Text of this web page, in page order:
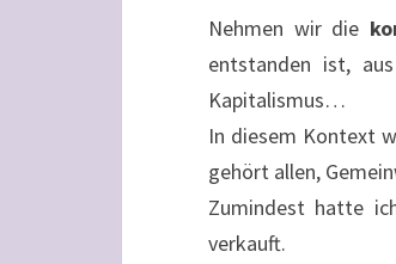
Nehmen wir die
entstanden ist,
Kapitalismus…
In diesem Kontext
gehört allen,
Zumindest hatte
verkauft.